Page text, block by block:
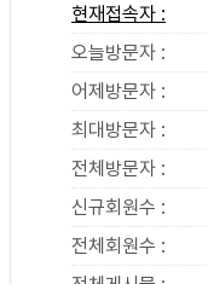
현재접속자 :
오늘방문자 :
어제방문자 :
최대방문자 :
전체방문자 :
신규회원수 :
전체회원수 :